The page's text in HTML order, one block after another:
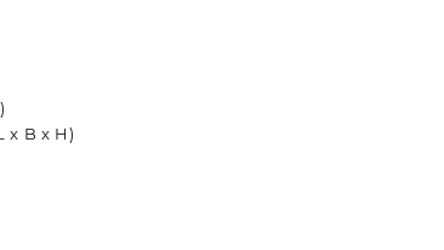
x B x H)